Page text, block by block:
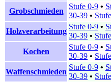
Grobschmieden
Stufe 0-9 •
30-39 •
Holzverarbeitung
Stufe 0-9 •
30-39 •
Kochen
Stufe 0-9 •
30-39 •
Waffenschmieden
Stufe 0-9 •
30-39 •